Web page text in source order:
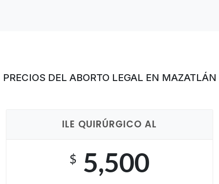
PRECIOS DEL ABORTO LEGAL EN MAZATLÁN
ILE QUIRÚRGICO AL
$ 5,500